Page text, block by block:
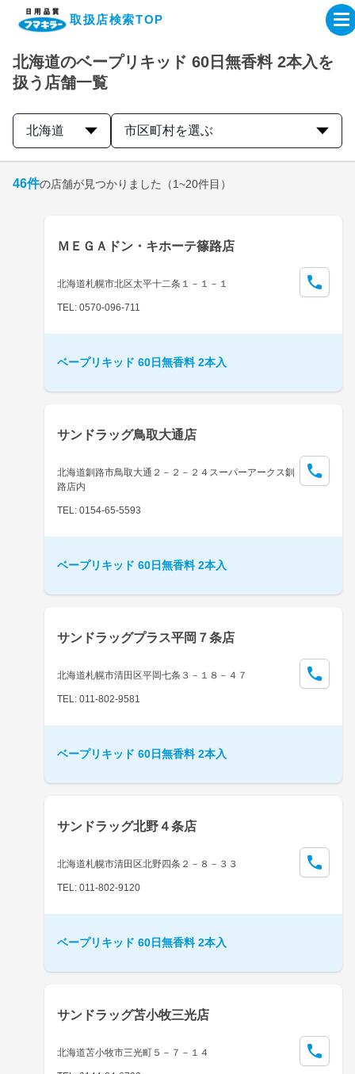
取扱店検索TOP
企業・IR情報サイト
製品情報サイト
取扱店検索はこちら
北海道のベープリキッド 60日無香料 2本入を
扱う店舗一覧
北海道 市区町村を選ぶ
46件の店舗が見つかりました （1~20件目）
ＭＥＧＡドン・キホーテ篠路店
北海道札幌市北区太平十二条１－１－１
TEL: 0570-096-711
ベープリキッド 60日無香料 2本入
サンドラッグ鳥取大通店
北海道釧路市鳥取大通２－２－２４スーパーアークス釧
路店内
TEL: 0154-65-5593
ベープリキッド 60日無香料 2本入
サンドラッグプラス平岡７条店
北海道札幌市清田区平岡七条３－１８－４７
TEL: 011-802-9581
ベープリキッド 60日無香料 2本入
サンドラッグ北野４条店
北海道札幌市清田区北野四条２－８－３３
TEL: 011-802-9120
ベープリキッド 60日無香料 2本入
サンドラッグ苫小牧三光店
北海道苫小牧市三光町５－７－１４